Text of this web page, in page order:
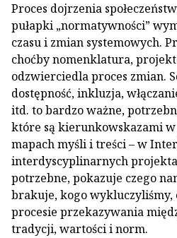
Proces dojrzenia
pułapki „normatywności”
czasu i zmian systemowych.
choćby nomenklatura,
odzwierciedla proces zmian.
dostępność, inkluzja,
itd. to bardzo ważne,
które są kierunkowskazami
mapach myśli i treści – w
interdyscyplinarnych
potrzebne, pokazuje czego
brakuje, kogo wykluczyliśmy,
procesie przekazywania
tradycji, wartości i norm.